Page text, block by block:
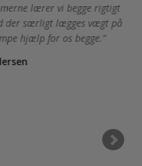
lærer vi begge rigtigt
der særligt lægges vægt på
hjælp for os begge.